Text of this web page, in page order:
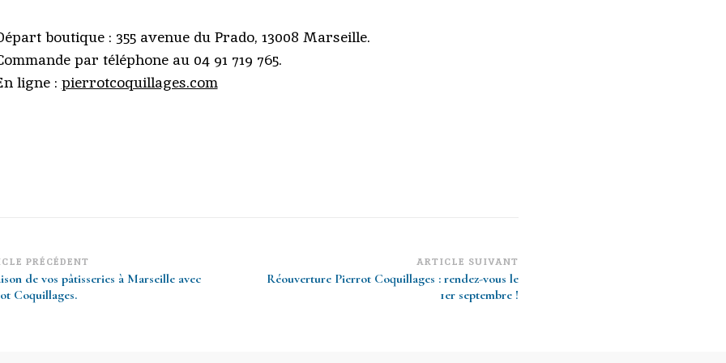
boutique : 355 avenue du Prado, 13008 Marseille.
par téléphone au 04 91 719 765.
ligne : pierrotcoquillages.com
PRÉCÉDENT
de vos pâtisseries à Marseille avec
Coquillages.
ARTICLE SUIVANT
Réouverture Pierrot Coquillages : rendez-vous le
1er septembre !